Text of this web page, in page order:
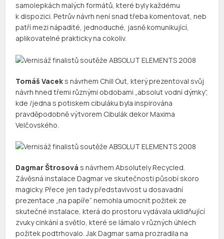
samolepkách malých formátů, které byly každému
k dispozici. Petrův návrh není snad třeba komentovat, neb
patří mezi nápadité, jednoduché, jasně komunikující,
aplikovatelné prakticky na cokoliv.
Tomáš Vacek s návrhem Chill Out, který prezentoval svůj
návrh hned třemi různými obdobami „absolut vodní dýmky”,
kde /jedna s potiskem cibuláku byla inspirována
pravděpodobně výtvorem Cibulák dekor Maxima
Velčovského.
Dagmar Štrosová s návrhem Absolutely Recycled.
Závěsná instalace Dagmar ve skutečnosti působí skoro
magicky. Přece jen tady představivost u dosavadní
prezentace „na papíře“ nemohla umocnit požitek ze
skutečné instalace, která do prostoru vydávala uklidňující
zvuky cinkání a světlo, které se lámalo v různých úhlech
požitek podtrhovalo. Jak Dagmar sama prozradila na